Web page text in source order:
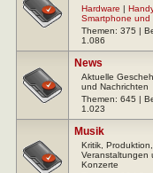
Hardware |
Smartphone und
Themen: 375 |
1.086
News
Aktuelle
und Nachrichten
Themen: 645 |
1.023
Musik
Kritik, Produktion,
Veranstaltungen
Konzerte